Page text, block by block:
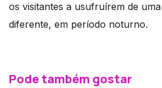
os visitantes a usufruírem de
diferente, em período noturno.
Pode também gostar